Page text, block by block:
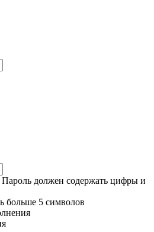
должен содержать цифры и
больше 5 символов